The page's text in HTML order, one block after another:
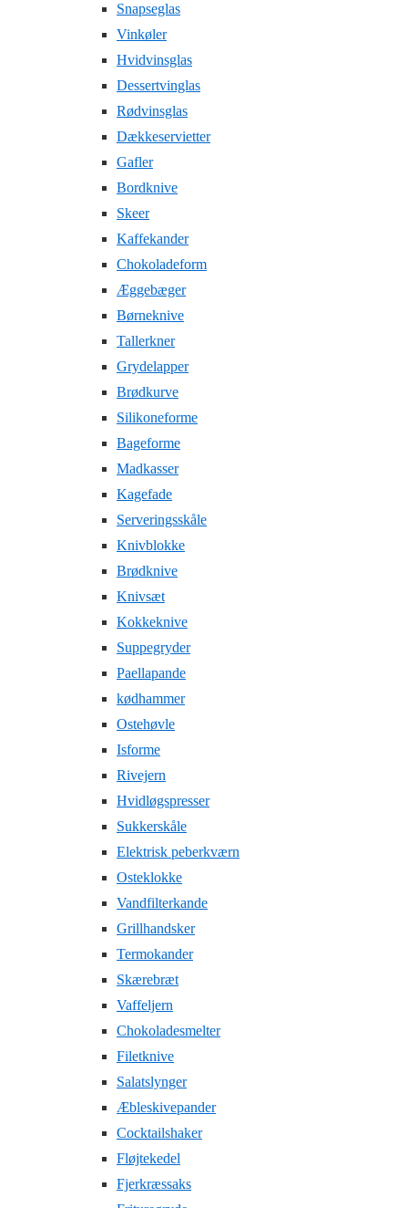
Snapseglas
Vinkøler
Hvidvinsglas
Dessertvinglas
Rødvinsglas
Dækkeservietter
Gafler
Bordknive
Skeer
Kaffekander
Chokoladeform
Æggebæger
Børneknive
Tallerkner
Grydelapper
Brødkurve
Silikoneforme
Bageforme
Madkasser
Kagefade
Serveringsskåle
Knivblokke
Brødknive
Knivsæt
Kokkeknive
Suppegryder
Paellapande
kødhammer
Ostehøvle
Isforme
Rivejern
Hvidløgspresser
Sukkerskåle
Elektrisk peberkværn
Osteklokke
Vandfilterkande
Grillhandsker
Termokander
Skærebræt
Vaffeljern
Chokoladesmelter
Filetknive
Salatslynger
Æbleskivepander
Cocktailshaker
Fløjtekedel
Fjerkræssaks